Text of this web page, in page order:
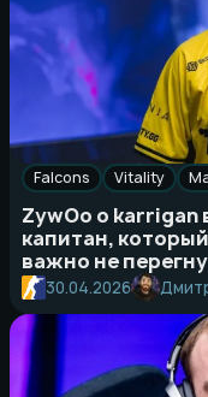
Falcons Vitality
ZywOo о karrigan
капитан,
важно не
30.04.2026